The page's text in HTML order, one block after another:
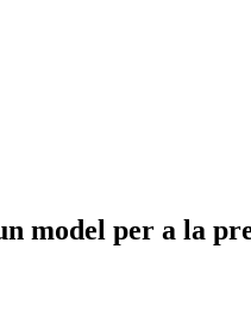
model per a la